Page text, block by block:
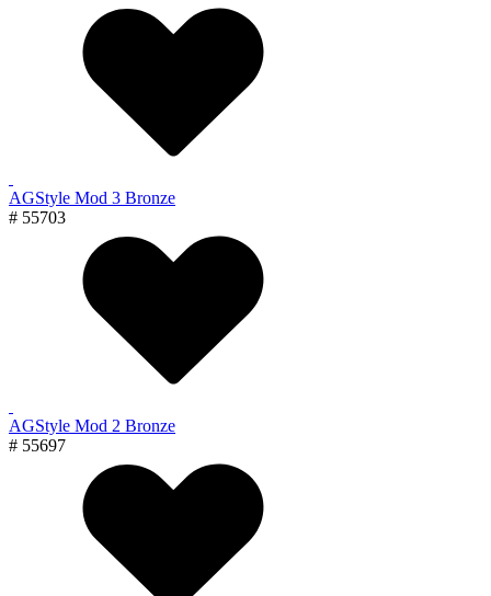
AGStyle Mod 3 Bronze
# 55703
AGStyle Mod 2 Bronze
# 55697